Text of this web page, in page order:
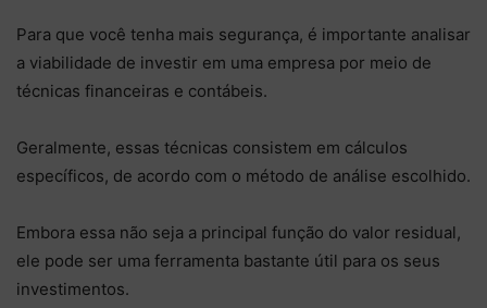
Para que você tenha mais segurança, é importante analisar
a viabilidade de investir em uma empresa por meio de
técnicas financeiras e contábeis.
Geralmente, essas técnicas consistem em cálculos
específicos, de acordo com o método de análise escolhido.
Embora essa não seja a principal função do valor residual,
ele pode ser uma ferramenta bastante útil para os seus
investimentos.